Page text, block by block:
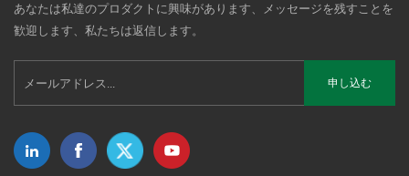
あなたは私達のプロダクトに興味があります、メッセージを残すことを
歓迎します、私たちは返信します。